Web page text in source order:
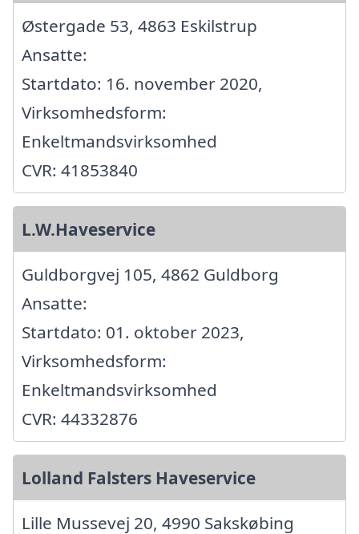
Østergade 53, 4863 Eskilstrup
Ansatte:
Startdato: 16. november 2020,
Virksomhedsform:
Enkeltmandsvirksomhed
CVR: 41853840
L.W.Haveservice
Guldborgvej 105, 4862 Guldborg
Ansatte:
Startdato: 01. oktober 2023,
Virksomhedsform:
Enkeltmandsvirksomhed
CVR: 44332876
Lolland Falsters Haveservice
Lille Mussevej 20, 4990 Sakskøbing